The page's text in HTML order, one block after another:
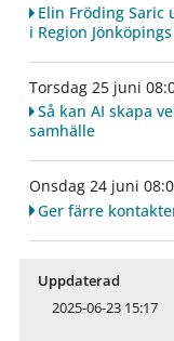
Elin Fröding
i Region
Torsdag 25 juni
Så kan AI skapa
samhälle
Onsdag 24 juni
Ger färre
Uppdaterad
2025-06-23 15:17